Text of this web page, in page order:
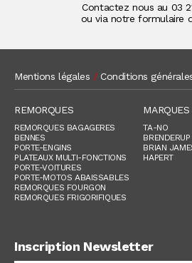
Contactez nous au 03
ou via notre formulaire
Mentions légales / Conditions
REMORQUES
REMORQUES BAGAGERES
BENNES
PORTE-ENGINS
PLATEAUX MULTI-FONCTIONS
PORTE-VOITURES
PORTE-MOTOS ABAISSABLES
REMORQUES FOURGON
REMORQUES FRIGORIFIQUES
MARQUES
TA-NO
BRENDERUP
BRIAN
HAPERT
Inscription Newsletter